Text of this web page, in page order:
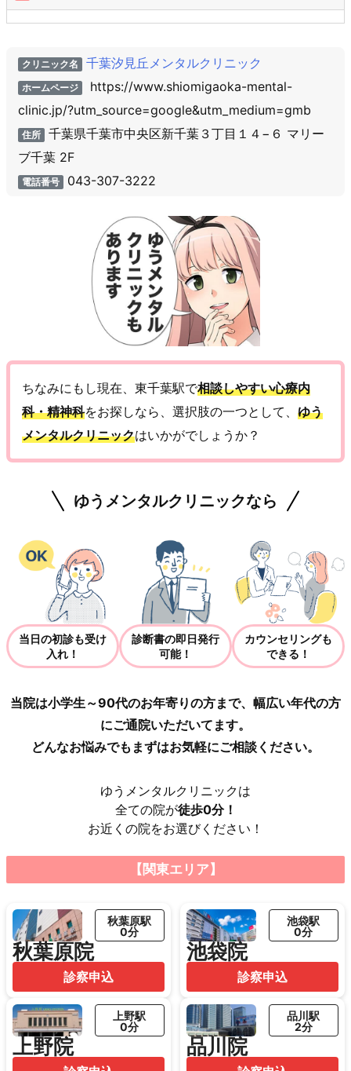
クリニック名 千葉汐見丘メンタルクリニック
ホームページ
https://www.shiomigaoka-mental-
clinic.jp/?utm_source=google&utm_medium=gmb
住所 千葉県千葉市中央区新千葉３丁目１４−６ マリー
ブ千葉 2F
電話番号 043-307-3222
ちなみにもし現在、東千葉駅で相談しやすい心療内
科・精神科をお探しなら、選択肢の一つとして、 ゆう
メンタルクリニックはいかがでしょうか？
ゆうメンタルクリニックなら
当日の初診も受け
入れ！
診断書の即日発行
可能！
カウンセリングも
できる！
当院は小学生～90代のお年寄りの方まで、幅広い年代の方
にご通院いただいてます。
どんなお悩みでもまずはお気軽にご相談ください。
ゆうメンタルクリニックは
全ての院が徒歩0分！
お近くの院をお選びください！
【関東エリア】
秋葉原院
秋葉原駅
0分
診察申込
池袋院
池袋駅
0分
診察申込
上野院
上野駅
0分
品川院
品川駅
2分